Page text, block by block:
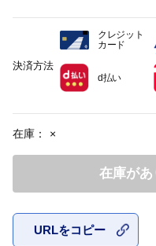
在庫： ×
在庫があ
URLをコピー
決済方法
クレジット
カード
d払い